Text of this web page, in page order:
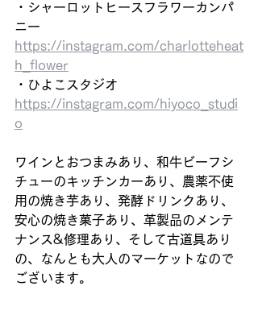
・シャーロットヒースフラワーカンパ
ニー
https://instagram.com/charlotteheat
h_flower
・ひよこスタジオ
https://instagram.com/hiyoco_studi
o
ワインとおつまみあり、和牛ビーフシ
チューのキッチンカーあり、農薬不使
用の焼き芋あり、発酵ドリンクあり、
安心の焼き菓子あり、革製品のメンテ
ナンス&修理あり、そして古道具あり
の、なんとも大人のマーケットなので
ございます。